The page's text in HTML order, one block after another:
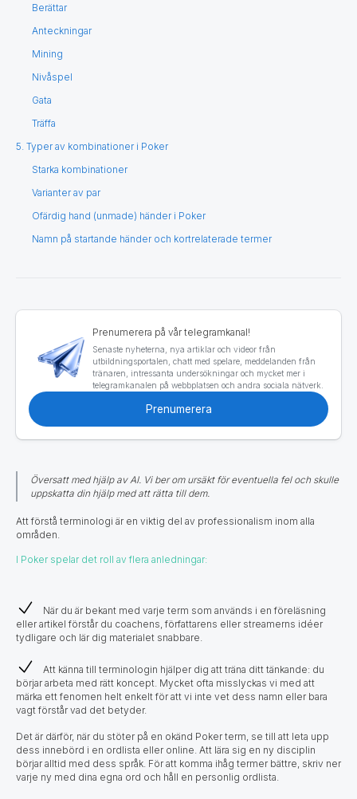
Berättar
Anteckningar
Mining
Nivåspel
Gata
Träffa
5. Typer av kombinationer i Poker
Starka kombinationer
Varianter av par
Ofärdig hand (unmade) händer i Poker
Namn på startande händer och kortrelaterade termer
Prenumerera på vår telegramkanal!
Senaste nyheterna, nya artiklar och videor från
utbildningsportalen, chatt med spelare, meddelanden från
tränaren, intressanta undersökningar och mycket mer i
telegramkanalen på webbplatsen och andra sociala nätverk.
Prenumerera
Översatt med hjälp av AI. Vi ber om ursäkt för eventuella fel och skulle
uppskatta din hjälp med att rätta till dem.
Att förstå terminologi är en viktig del av professionalism inom alla
områden.
I Poker spelar det roll av flera anledningar:
När du är bekant med varje term som används i en föreläsning
eller artikel förstår du coachens, författarens eller streamerns idéer
tydligare och lär dig materialet snabbare.
Att känna till terminologin hjälper dig att träna ditt tänkande: du
börjar arbeta med rätt koncept. Mycket ofta misslyckas vi med att
märka ett fenomen helt enkelt för att vi inte vet dess namn eller bara
vagt förstår vad det betyder.
Det är därför, när du stöter på en okänd Poker term, se till att leta upp
dess innebörd i en ordlista eller online. Att lära sig en ny disciplin
börjar alltid med dess språk. För att komma ihåg termer bättre, skriv ner
varje ny med dina egna ord och håll en personlig ordlista.